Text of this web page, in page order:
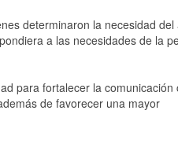
determinaron la necesidad del
a las necesidades de la
para fortalecer la comunicación
de favorecer una mayor